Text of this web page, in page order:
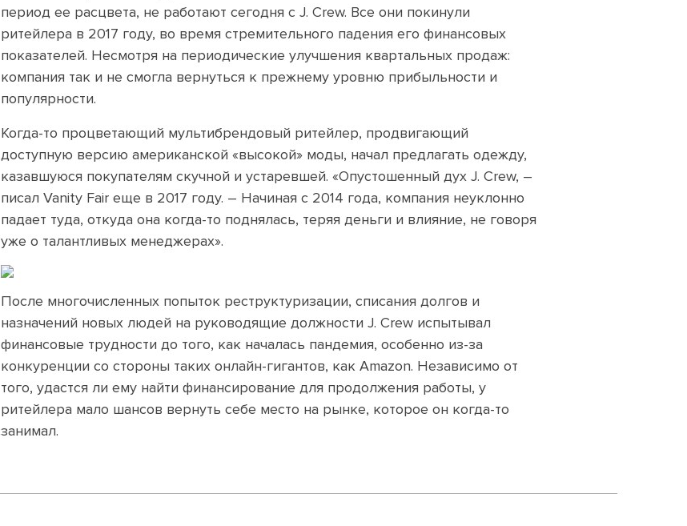
период ее расцвета, не работают сегодня с J. Crew. Все они покинули
ритейлера в 2017 году, во время стремительного падения его финансовых
показателей. Несмотря на периодические улучшения квартальных продаж:
компания так и не смогла вернуться к прежнему уровню прибыльности и
популярности.
Когда-то процветающий мультибрендовый ритейлер, продвигающий
доступную версию американской «высокой» моды, начал предлагать одежду,
казавшуюся покупателям скучной и устаревшей. «Опустошенный дух J. Crew, –
писал Vanity Fair еще в 2017 году. – Начиная с 2014 года, компания неуклонно
падает туда, откуда она когда-то поднялась, теряя деньги и влияние, не говоря
уже о талантливых менеджерах».
После многочисленных попыток реструктуризации, списания долгов и
назначений новых людей на руководящие должности J. Crew испытывал
финансовые трудности до того, как началась пандемия, особенно из-за
конкуренции со стороны таких онлайн-гигантов, как Amazon. Независимо от
того, удастся ли ему найти финансирование для продолжения работы, у
ритейлера мало шансов вернуть себе место на рынке, которое он когда-то
занимал.